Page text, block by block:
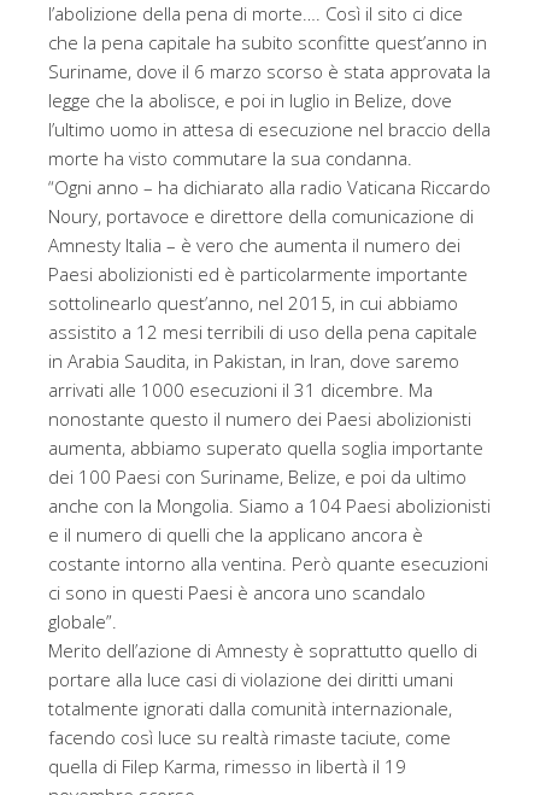
l’abolizione della pena di morte…. Così il sito ci dice
che la pena capitale ha subito sconfitte quest’anno in
Suriname, dove il 6 marzo scorso è stata approvata la
legge che la abolisce, e poi in luglio in Belize, dove
l’ultimo uomo in attesa di esecuzione nel braccio della
morte ha visto commutare la sua condanna.
“Ogni anno – ha dichiarato alla radio Vaticana Riccardo
Noury, portavoce e direttore della comunicazione di
Amnesty Italia – è vero che aumenta il numero dei
Paesi abolizionisti ed è particolarmente importante
sottolinearlo quest’anno, nel 2015, in cui abbiamo
assistito a 12 mesi terribili di uso della pena capitale
in Arabia Saudita, in Pakistan, in Iran, dove saremo
arrivati alle 1000 esecuzioni il 31 dicembre. Ma
nonostante questo il numero dei Paesi abolizionisti
aumenta, abbiamo superato quella soglia importante
dei 100 Paesi con Suriname, Belize, e poi da ultimo
anche con la Mongolia. Siamo a 104 Paesi abolizionisti
e il numero di quelli che la applicano ancora è
costante intorno alla ventina. Però quante esecuzioni
ci sono in questi Paesi è ancora uno scandalo
globale”.
Merito dell’azione di Amnesty è soprattutto quello di
portare alla luce casi di violazione dei diritti umani
totalmente ignorati dalla comunità internazionale,
facendo così luce su realtà rimaste taciute, come
quella di Filep Karma, rimesso in libertà il 19